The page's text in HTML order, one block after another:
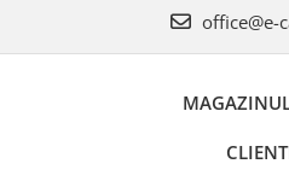
office@e-